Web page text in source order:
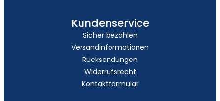
Kundenservice
Sicher bezahlen
Versandinformationen
Rücksendungen
Widerrufsrecht
Kontaktformular